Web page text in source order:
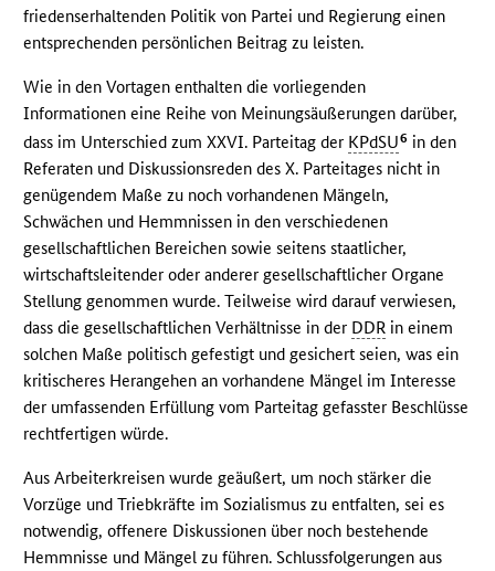
friedenserhaltenden Politik von Partei und Regierung einen
entsprechenden persönlichen Beitrag zu leisten.
Wie in den Vortagen enthalten die vorliegenden
Informationen eine Reihe von Meinungsäußerungen darüber,
dass im Unterschied zum XXVI. Parteitag der KPdSU6 in den
Referaten und Diskussionsreden des X. Parteitages nicht in
genügendem Maße zu noch vorhandenen Mängeln,
Schwächen und Hemmnissen in den verschiedenen
gesellschaftlichen Bereichen sowie seitens staatlicher,
wirtschaftsleitender oder anderer gesellschaftlicher Organe
Stellung genommen wurde. Teilweise wird darauf verwiesen,
dass die gesellschaftlichen Verhältnisse in der DDR in einem
solchen Maße politisch gefestigt und gesichert seien, was ein
kritischeres Herangehen an vorhandene Mängel im Interesse
der umfassenden Erfüllung vom Parteitag gefasster Beschlüsse
rechtfertigen würde.
Aus Arbeiterkreisen wurde geäußert, um noch stärker die
Vorzüge und Triebkräfte im Sozialismus zu entfalten, sei es
notwendig, offenere Diskussionen über noch bestehende
Hemmnisse und Mängel zu führen. Schlussfolgerungen aus